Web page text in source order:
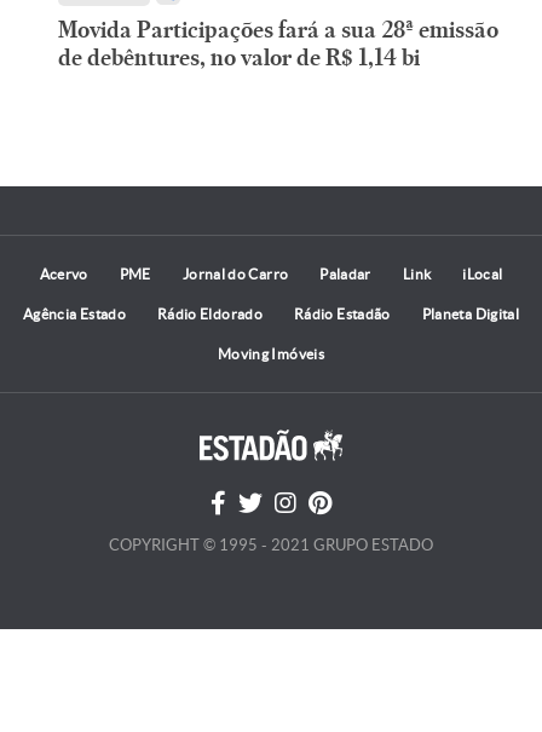
Movida Participações fará a sua 28ª emissão
de debêntures, no valor de R$ 1,14 bi
Acervo PME Jornal do Carro Paladar Link iLocal
Agência Estado Rádio Eldorado Rádio Estadão Planeta Digital
Moving Imóveis
COPYRIGHT © 1995 - 2021 GRUPO ESTADO